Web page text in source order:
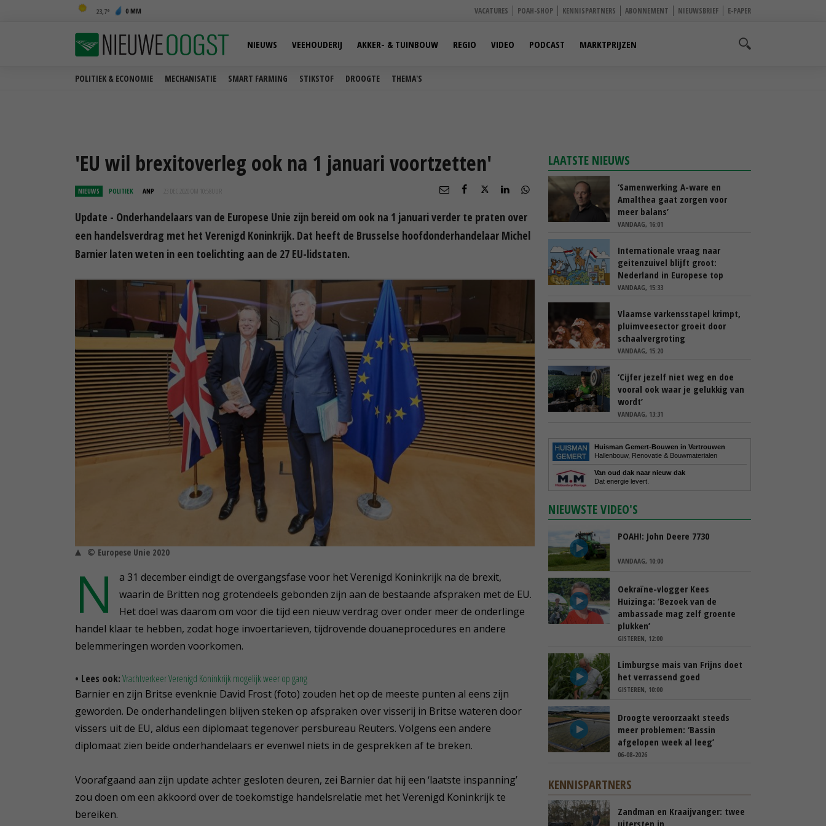
23,7 0 MM VACATURES POAH-SHOP KENNISPARTNERS ABONNEMENT NIEUWSBRIEF E-PAPER
POLITIEK & ECONOMIE MECHANISATIE SMART FARMING STIKSTOF DROOGTE THEMA'S
NIEUWS VEEHOUDERIJ AKKER- & TUINBOUW REGIO VIDEO PODCAST MARKTPRIJZEN
'EU wil brexitoverleg ook na 1 januari voortzetten'
NIEUWS POLITIEK ANP 23 DEC 2020 OM 10:58
Update - Onderhandelaars van de Europese Unie zijn bereid om ook na 1 januari verder te praten over
een handelsverdrag met het Verenigd Koninkrijk. Dat heeft de Brusselse hoofdonderhandelaar Michel
Barnier laten weten in een toelichting aan de 27 EU-lidstaten.
© Europese Unie 2020
N
a 31 december eindigt de overgangsfase voor het Verenigd Koninkrijk na de brexit,
waarin de Britten nog grotendeels gebonden zijn aan de bestaande afspraken met de EU.
Het doel was daarom om voor die tijd een nieuw verdrag over onder meer de onderlinge
handel klaar te hebben, zodat hoge invoertarieven, tijdrovende douaneprocedures en andere
belemmeringen worden voorkomen.
• Lees ook:Vrachtverkeer Verenigd Koninkrijk mogelijk weer op gang
Barnier en zijn Britse evenknie David Frost (foto) zouden het op de meeste punten al eens zijn
geworden. De onderhandelingen blijven steken op afspraken over visserij in Britse wateren door
vissers uit de EU, aldus een diplomaat tegenover persbureau Reuters. Volgens een andere
diplomaat zien beide onderhandelaars er evenwel niets in de gesprekken af te breken.
Voorafgaand aan zijn update achter gesloten deuren, zei Barnier dat hij een ‘laatste inspanning’
zou doen om een akkoord over de toekomstige handelsrelatie met het Verenigd Koninkrijk te
bereiken.
LAATSTE NIEUWS
‘Samenwerking A-ware en
Amalthea gaat zorgen voor
meer balans’
VANDAAG, 16:01
Internationale vraag naar
geitenzuivel blijft groot:
Nederland in Europese top
VANDAAG, 15:33
Vlaamse varkensstapel krimpt,
pluimveesector groeit door
schaalvergroting
VANDAAG, 15:20
‘Cijfer jezelf niet weg en doe
vooral ook waar je gelukkig van
wordt’
VANDAAG, 13:31
Huisman Gemert-Bouwen in Vertrouwen
Hallenbouw, Renovatie & Bouwmaterialen
Van oud dak naar nieuw dak
Dat energie levert.
NIEUWSTE VIDEO'S
POAH!: John Deere 7730
VANDAAG, 10:00
Oekraïne-vlogger Kees
Huizinga: ‘Bezoek van de
ambassade mag zelf groente
plukken’
GISTEREN, 12:00
Limburgse mais van Frijns doet
het verrassend goed
GISTEREN, 10:00
Droogte veroorzaakt steeds
meer problemen: ‘Bassin
afgelopen week al leeg’
06-08-2026
KENNISPARTNERS
Zandman en Kraaijvanger: twee
uitersten in